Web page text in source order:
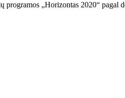
„Horizontas 2020“ pagal